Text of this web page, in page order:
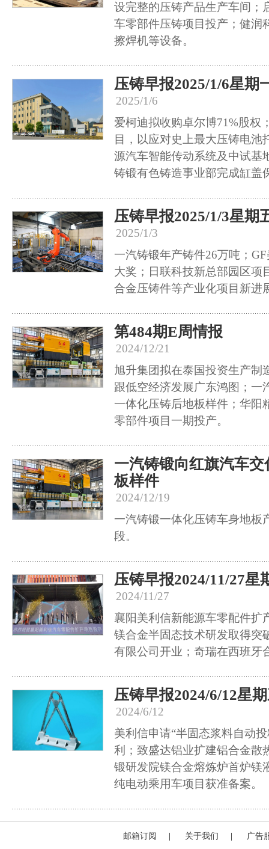
设完整的压铸产品生产车间；
车零部件压铸项目投产；健润
擦焊机等设备。
压铸早报2025/1/6星期
2025/1/6
爱柯迪拟收购卓尔博71%股权
目，以应对史上最大压铸电池
源汽车智能传动系统及中试基
铸锻有色铸造事业部完成缸盖
压铸早报2025/1/3星期
2025/1/3
一汽铸锻年产铸件26万吨；
大奖；日联科技新总部园区项
合金压铸件等产业化项目新进
第484期E周情报
2024/12/21
旭升集团拟在泰国投资生产制
跟低空经济发展广东鸿图；一
一体化压铸后地板样件；华阳
零部件项目一期投产。
一汽铸锻向红旗汽车
板样件
2024/12/19
一汽铸锻一体化压铸车身地板
段。
压铸早报2024/11/27星
2024/11/27
襄阳美利信新能源车零配件扩
镁合金半固态技术研发取得突
有限公司开业；奇瑞在西班牙
压铸早报2024/6/12星
2024/6/12
美利信申请“半固态浆料自动
利；致盛达铝业扩建铝合金散
锻研发院镁合金熔炼炉首炉镁
纯电动乘用车项目获准备案。
邮箱订阅 关于我们 广告